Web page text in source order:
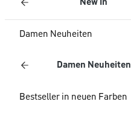
New In
Damen Neuheiten
Damen Neuheiten
Bestseller in neuen Farben